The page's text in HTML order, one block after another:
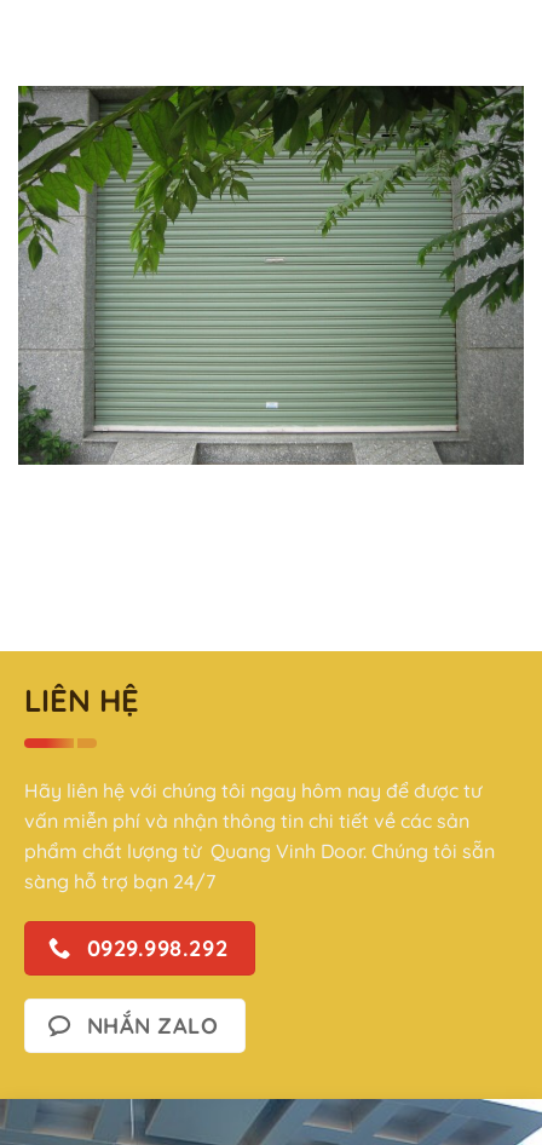
LIÊN HỆ
Hãy liên hệ với chúng tôi ngay hôm nay để được tư
vấn miễn phí và nhận thông tin chi tiết về các sản
phẩm chất lượng từ Quang Vinh Door. Chúng tôi sẵn
sàng hỗ trợ bạn 24/7
0929.998.292
NHẮN ZALO